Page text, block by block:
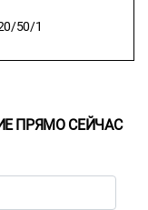
50/1
ПРЯМО СЕЙЧАС